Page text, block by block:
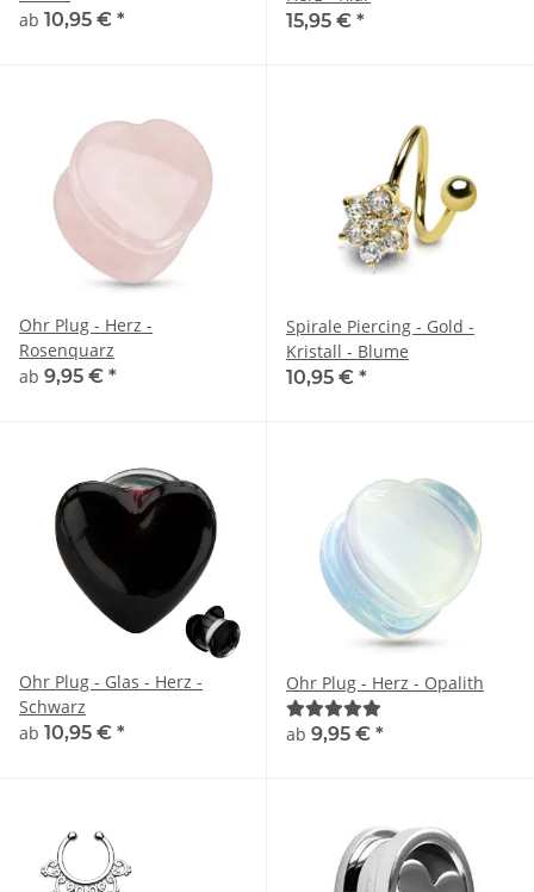
ab 10,95 € *
15,95 € *
Ohr Plug - Herz -
Rosenquarz
ab 9,95 € *
Spirale Piercing - Gold -
Kristall - Blume
10,95 € *
Ohr Plug - Glas - Herz -
Schwarz
ab 10,95 € *
Ohr Plug - Herz - Opalith
ab 9,95 € *